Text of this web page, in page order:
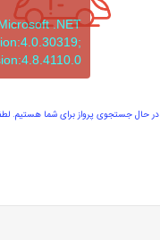
در حال جستجوی پرواز برای شما هستیم.
.NET